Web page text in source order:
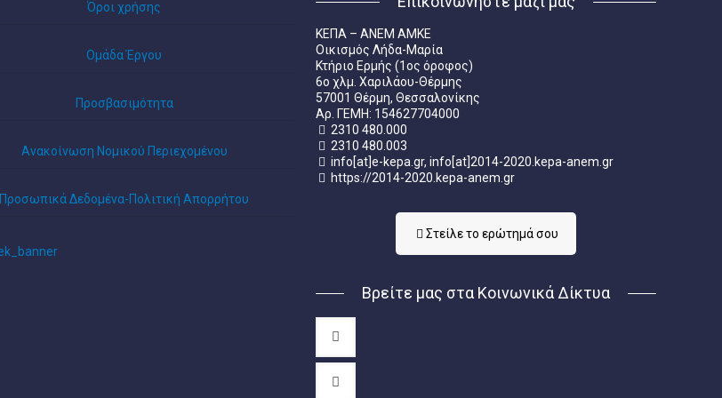
Όροι χρήσης
Ομάδα Έργου
Προσβασιμότητα
Ανακοίνωση Νομικού Περιεχομένου
Προσωπικά Δεδομένα-Πολιτική Απορρήτου
ΚΕΠΑ – ΑΝΕΜ ΑΜΚΕ
Οικισμός Λήδα-Μαρία
Κτήριο Ερμής (1ος όροφος)
6ο χλμ. Χαριλάου-Θέρμης
57001 Θέρμη, Θεσσαλονίκης
Aρ. ΓΕΜΗ: 154627704000
2310 480.000
2310 480.003
info[at]e-kepa.gr, info[at]2014-2020.kepa-anem.gr
https://2014-2020.kepa-anem.gr
Στείλε τo ερώτημά σου
Βρείτε μας στα Κοινωνικά Δίκτυα